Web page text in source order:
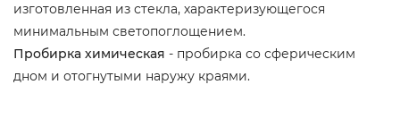
изготовленная из стекла, характеризующегося
минимальным светопоглощением.
Пробирка химическая - пробирка со сферическим
дном и отогнутыми наружу краями.